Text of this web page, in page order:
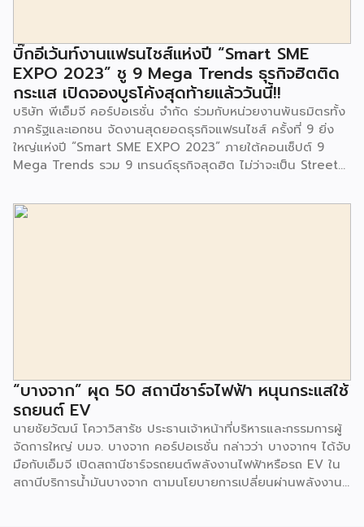
จนประชาชนในชุมชนและพื้นที่ใกล้เคียง รวมถึงคณะครู ผู้ปกครอง
และนักเรียนจากศูนย์พัฒนาเด็กเล็กก่อนวัยเรียน ชุมชนเกาะมุสลิม
ร่วมเป็นเกียรติในพิธีดังกล่าว โครงการกำจัดมูลฝอยด้วยวิธีการ
เผาไหม้ฯ ยังมีกิจกรรมเพื่อสังคมหรือ CSR อื่นๆ อีกมากมาย กับ
ชุมชนรอบๆ พื้นที่โครงการอย่างต่อเนื่อง อาทิ การลงพื้นที่
ประชาสัมพันธ์ […]
บิ๊กอีเว้นท์งานแฟรนไชส์แห่งปี “Smart SME
EXPO 2023” ชู 9 Mega Trends ธุรกิจฮิตติด
กระแส เปิดจองบูธโค้งสุดท้ายแล้ววันนี้!!
บริษัท พีเอ็มจี คอร์ปอเรชั่น จำกัด ร่วมกับหน่วยงานพันธมิตรทั้ง
ภาครัฐและเอกชน จัดงานสุดยอดธุรกิจแฟรนไชส์ ครั้งที่ 9 ยิ่ง
ใหญ่แห่งปี “Smart SME EXPO 2023” ภายใต้คอนเซ็ปต์ 9
Mega Trends รวม 9 เทรนด์ธุรกิจสุดฮิต ไม่ว่าจะเป็น Street
Trends, Coffee & Beverage Trends, Education Trends,
Health & Wellness Trends, E-Commerce Trends,
“บางจาก” ผุด 50 สถานีชาร์จไฟฟ้า หนุนกระแสใช้
รถยนต์ EV
นายชัยวัฒน์ โควาวิสารัช ประธานเจ้าหน้าที่บริหารและกรรมการผู้
จัดการใหญ่ บมจ. บางจาก คอร์ปอเรชั่น กล่าวว่า บางจากฯ ได้จับ
มือกับเอ็มจี เปิดสถานีชาร์จรถยนต์พลังงานไฟฟ้าหรือรถ EV ใน
สถานีบริการน้ำมันบางจาก ตามนโยบายการเปลี่ยนผ่านพลังงาน